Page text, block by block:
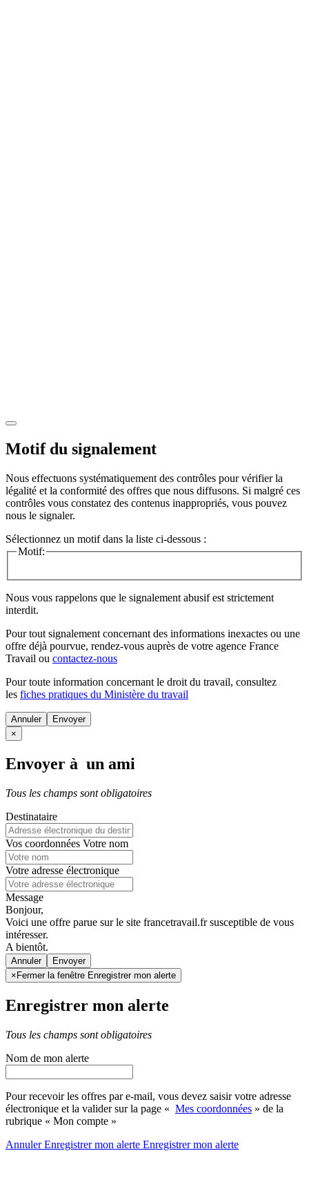
Motif du signalement
Nous effectuons systématiquement des contrôles pour vérifier la
légalité et la conformité des offres que nous diffusons. Si malgré ces
contrôles vous constatez des contenus inappropriés, vous pouvez
nous le signaler.
Sélectionnez un motif dans la liste ci-dessous :
Motif:
Nous vous rappelons que le signalement abusif est strictement
interdit.
Pour tout signalement concernant des informations inexactes ou une
offre déjà pourvue, rendez-vous auprès de votre agence France
Travail ou contactez-nous
Pour toute information concernant le droit du travail, consultez
les fiches pratiques du Ministère du travail
Annuler
×
Envoyer à un ami
Tous les champs sont obligatoires
Destinataire
Vos coordonnées Votre nom
Votre adresse électronique
Message
Bonjour,
Voici une offre parue sur le site francetravail.fr susceptible de vous
intéresser.
A bientôt.
Annuler
× Fermer la fenêtre Enregistrer mon alerte
Enregistrer mon alerte
Tous les champs sont obligatoires
Nom de mon alerte
Pour recevoir les offres par e-mail, vous devez saisir votre adresse
électronique et la valider sur la page « Mes coordonnées » de la
rubrique « Mon compte »
AnnulerEnregistrer mon alerte Enregistrermon alerte